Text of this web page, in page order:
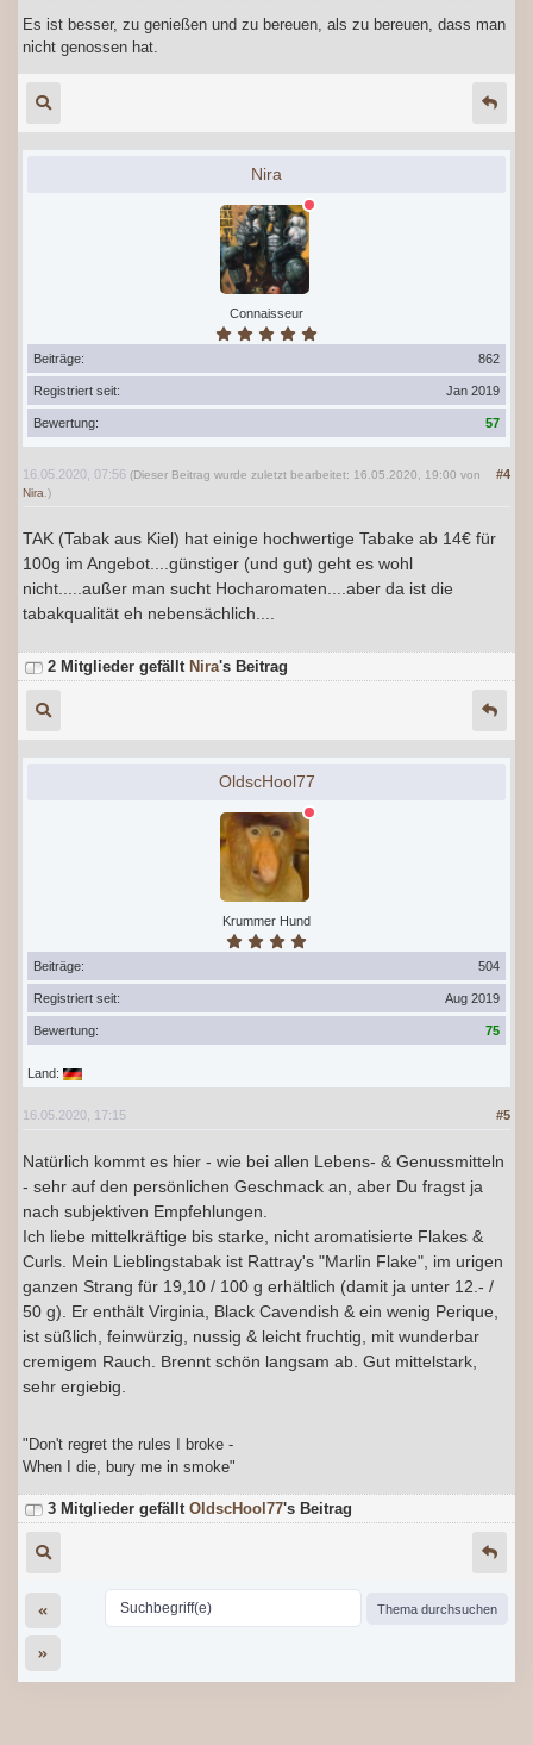
Es ist besser, zu genießen und zu bereuen, als zu bereuen, dass man
nicht genossen hat.
Nira
Connaisseur
Beiträge: 862
Registriert seit: Jan 2019
Bewertung: 57
#4
16.05.2020, 07:56(Dieser Beitrag wurde zuletzt bearbeitet: 16.05.2020, 19:00 von
Nira .)
TAK (Tabak aus Kiel) hat einige hochwertige Tabake ab 14€ für
100g im Angebot....günstiger (und gut) geht es wohl
nicht.....außer man sucht Hocharomaten....aber da ist die
tabakqualität eh nebensächlich....
2 Mitglieder gefällt Nira's Beitrag
OldscHool77
Krummer Hund
Beiträge: 504
Registriert seit: Aug 2019
Bewertung: 75
Land:
#5
16.05.2020, 17:15
Natürlich kommt es hier - wie bei allen Lebens- & Genussmitteln
- sehr auf den persönlichen Geschmack an, aber Du fragst ja
nach subjektiven Empfehlungen.
Ich liebe mittelkräftige bis starke, nicht aromatisierte Flakes &
Curls. Mein Lieblingstabak ist Rattray's "Marlin Flake", im urigen
ganzen Strang für 19,10 / 100 g erhältlich (damit ja unter 12.- /
50 g). Er enthält Virginia, Black Cavendish & ein wenig Perique,
ist süßlich, feinwürzig, nussig & leicht fruchtig, mit wunderbar
cremigem Rauch. Brennt schön langsam ab. Gut mittelstark,
sehr ergiebig.
"Don't regret the rules I broke -
When I die, bury me in smoke"
3 Mitglieder gefällt OldscHool77's Beitrag